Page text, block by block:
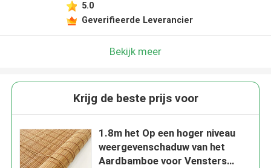
5.0
Geverifieerde Leverancier
Bekijk meer
Krijg de beste prijs voor
1.8m het Op een hoger niveau
weergevenschaduw van het
Aardbamboe voor Vensters